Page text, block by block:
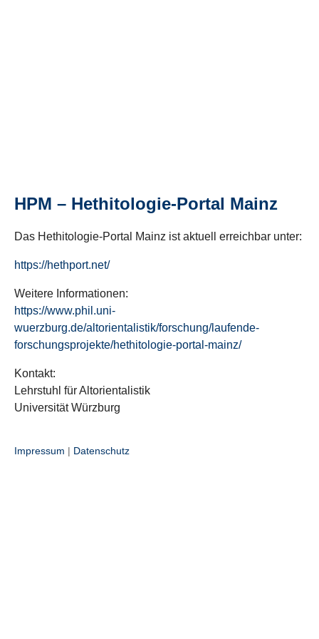
HPM – Hethitologie-Portal Mainz
Das Hethitologie-Portal Mainz ist aktuell erreichbar unter:
https://hethport.net/
Weitere Informationen:
https://www.phil.uni-
wuerzburg.de/altorientalistik/forschung/laufende-
forschungsprojekte/hethitologie-portal-mainz/
Kontakt:
Lehrstuhl für Altorientalistik
Universität Würzburg
Impressum | Datenschutz